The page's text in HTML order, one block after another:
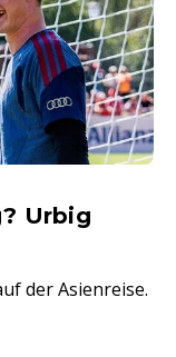
Urbig
der Asienreise.